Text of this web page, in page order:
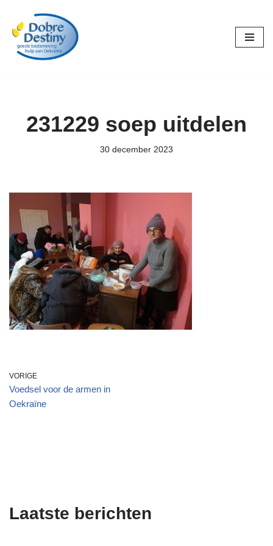
Ga
naar
231229 soep uitdelen
30 december 2023
VORIGE
Voedsel voor de armen in
Oekraïne
Laatste berichten